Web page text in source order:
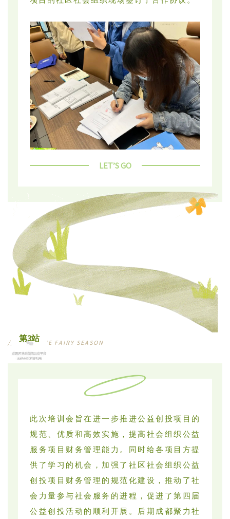
LET’S GO
/// MEET THE FAIRY SEASON
第3站
此次培训会旨在进一步推进公益创投项目的
规范、优质和高效实施，提高社会组织公益
服务项目财务管理能力。同时给各项目方提
供了学习的机会，加强了社区社会组织公益
创投项目财务管理的规范化建设，推动了社
会力量参与社会服务的进程，促进了第四届
公益创投活动的顺利开展。后期成都聚力社